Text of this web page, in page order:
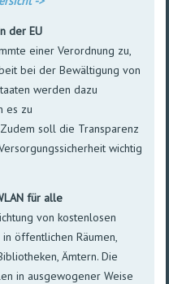
der EU
einer Verordnung zu,
bei derBewältigung von
werden dazu
es zu
Zudem soll die Transparenz
wichtig
für alle
vonkostenlosen
inöffentlichen Räumen,
,Ämtern. Die
in ausgewogener Weise